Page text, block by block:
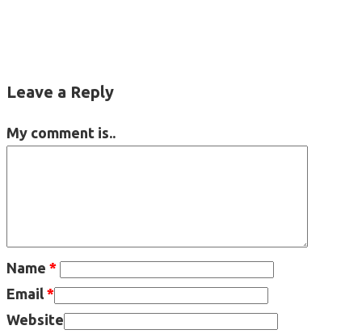
Leave a Reply
My comment is..
Name *
Email *
Website